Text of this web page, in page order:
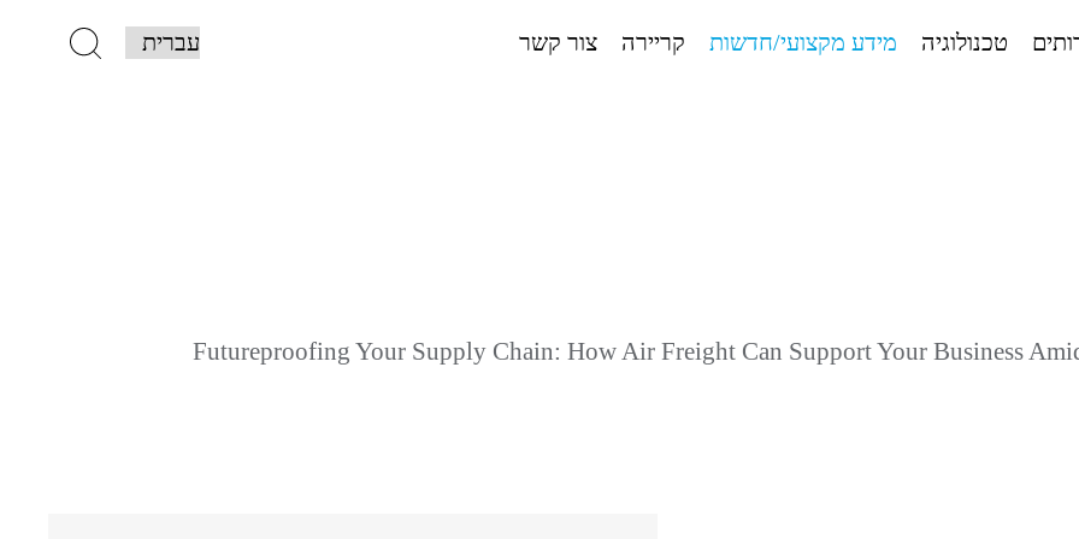
טכנולוגיה מידע מקצועי/חדשות קריירה צור קשר
Futureproofing Your Supply Chain: How Air Freight Can Support Your Business